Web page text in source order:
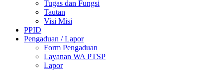
Tugas dan Fungsi
Tautan
Visi Misi
PPID
Pengaduan / Lapor
Form Pengaduan
Layanan WA PTSP
Lapor